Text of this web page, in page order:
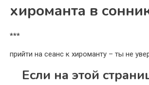
хироманта в
***
прийти на сеанс к хироманту – ты не
Если на этой